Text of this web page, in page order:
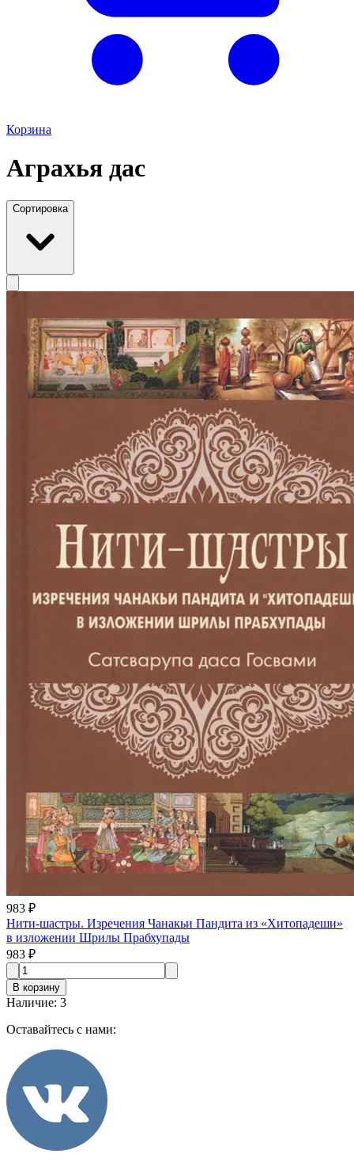
Корзина
Аграхья дас
Сортировка
983 ₽
Нити-шастры. Изречения Чанакьи Пандита из «Хитопадеши»
в изложении Шрилы Прабхупады
983 ₽
В корзину
Наличие: 3
Оставайтесь с нами: